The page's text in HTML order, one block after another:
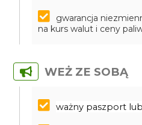
gwarancja
na kurs walut i ceny
WEŻ ZE SOBĄ
ważny paszport